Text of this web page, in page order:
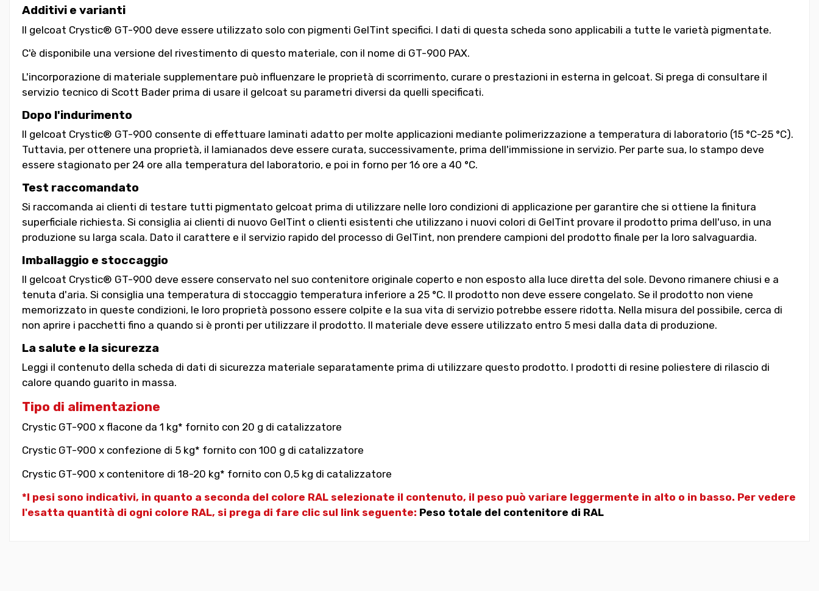
Additivi e varianti
Il gelcoat Crystic® GT-900 deve essere utilizzato solo con pigmenti GelTint specifici. I dati di questa scheda sono applicabili a tutte le varietà pigmentate.
C'è disponibile una versione del rivestimento di questo materiale, con il nome di GT-900 PAX.
L'incorporazione di materiale supplementare può influenzare le proprietà di scorrimento, curare o prestazioni in esterna in gelcoat. Si prega di consultare il
servizio tecnico di Scott Bader prima di usare il gelcoat su parametri diversi da quelli specificati.
Dopo l'indurimento
Il gelcoat Crystic® GT-900 consente di effettuare laminati adatto per molte applicazioni mediante polimerizzazione a temperatura di laboratorio (15 °C-25 °C).
Tuttavia, per ottenere una proprietà, il lamianados deve essere curata, successivamente, prima dell'immissione in servizio. Per parte sua, lo stampo deve
essere stagionato per 24 ore alla temperatura del laboratorio, e poi in forno per 16 ore a 40 °C.
Test raccomandato
Si raccomanda ai clienti di testare tutti pigmentato gelcoat prima di utilizzare nelle loro condizioni di applicazione per garantire che si ottiene la finitura
superficiale richiesta. Si consiglia ai clienti di nuovo GelTint o clienti esistenti che utilizzano i nuovi colori di GelTint provare il prodotto prima dell'uso, in una
produzione su larga scala. Dato il carattere e il servizio rapido del processo di GelTint, non prendere campioni del prodotto finale per la loro salvaguardia.
Imballaggio e stoccaggio
Il gelcoat Crystic® GT-900 deve essere conservato nel suo contenitore originale coperto e non esposto alla luce diretta del sole. Devono rimanere chiusi e a
tenuta d'aria. Si consiglia una temperatura di stoccaggio temperatura inferiore a 25 °C. Il prodotto non deve essere congelato. Se il prodotto non viene
memorizzato in queste condizioni, le loro proprietà possono essere colpite e la sua vita di servizio potrebbe essere ridotta. Nella misura del possibile, cerca di
non aprire i pacchetti fino a quando si è pronti per utilizzare il prodotto. Il materiale deve essere utilizzato entro 5 mesi dalla data di produzione.
La salute e la sicurezza
Leggi il contenuto della scheda di dati di sicurezza materiale separatamente prima di utilizzare questo prodotto. I prodotti di resine poliestere di rilascio di
calore quando guarito in massa.
Tipo di alimentazione
Crystic GT-900 x flacone da 1 kg* fornito con 20 g di catalizzatore
Crystic GT-900 x confezione di 5 kg* fornito con 100 g di catalizzatore
Crystic GT-900 x contenitore di 18-20 kg* fornito con 0,5 kg di catalizzatore
*I pesi sono indicativi, in quanto a seconda del colore RAL selezionate il contenuto, il peso può variare leggermente in alto o in basso. Per vedere
l'esatta quantità di ogni colore RAL, si prega di fare clic sul link seguente: Peso totale del contenitore di RAL